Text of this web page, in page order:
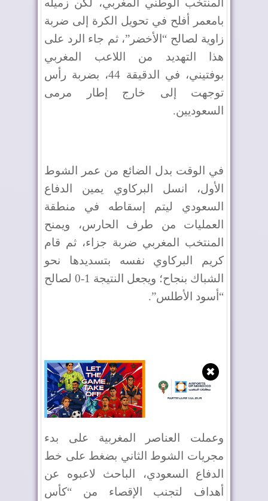
المنتخب الوطني المغربي، لكن زميله
بامعمر أفلح في تحويل الكرة إلى ضربة
زاوية لصالح “الأخضر”، ثم جاء الرد على
هذا التهديد من اللاعب المغربي
بوفتيني، في الدقيقة 44، بضربة رأس
توجهت إلى خارج إطار مرمى
السعوديين.
في الوقت بدل الضائع من عمر الشوط
الأول، انسل البركاوي يمين الدفاع
السعودي ليتم إسقاطه في منطقة
العمليات من طرف الحارس، ويمنح
المنتخب المغربي ضربة جزاء، ثم قام
كريم البركاوي نفسه بتسديدها نحو
الشباك بنجاح؛ ويجعل النتيجة 1-0 لصالح
“أسود الأطلس”.
✖
وعملت العناصر المغربية على بدء
مجريات الشوط الثاني بضغط على خط
الدفاع السعودي، الباحث لاعبوه عن
أهداف لتجنب الإقصاء من “كأس